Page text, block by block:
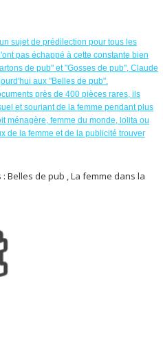
sujet de prédilection pour tous les
pas échappé à cette constante bien
de pub" et "Gosses de pub", Claude
aux "Belles de pub".
près de 400 pièces rares, ils
et souriant de la femme pendant plus
ménagère, femme du monde, lolita ou
de la femme et de la publicité trouver
:Belles de pub , La femme dans la